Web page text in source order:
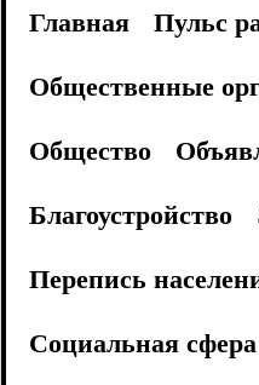
Главная Пульс
Общественные
Общество
Благоустройство
Перепись
Социальная сфера